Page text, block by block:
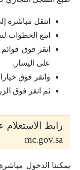
انتقل مباشرة
اتبع الخطوات
انقر فوق
على اليسار.
وانقر فوق
ثم انقر فوق
mc.gov.sa
يمكننا الدخول